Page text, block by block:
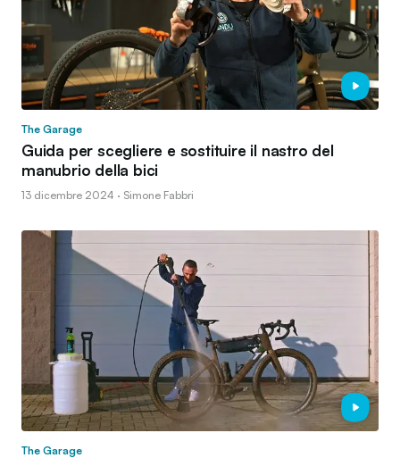
The Garage
Guida per scegliere e sostituire il nastro del
manubrio della bici
13 dicembre 2024 · Simone Fabbri
The Garage